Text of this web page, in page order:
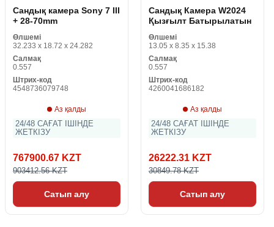
Сандық камера Sony 7 III
+ 28-70mm
Өлшемі
32.233 x 18.72 x 24.282
Салмақ
0.557
Штрих-код
4548736079748
Аз қалды
24/48 САҒАТ ІШІНДЕ
ЖЕТКІЗУ
767900.67 KZT
903412.56 KZT
Сатып алу
Сандық Камера W2024
Қызғылт Батырылатын
Өлшемі
13.05 x 8.35 x 15.38
Салмақ
0.557
Штрих-код
4260041686182
Аз қалды
24/48 САҒАТ ІШІНДЕ
ЖЕТКІЗУ
26222.31 KZT
30849.78 KZT
Сатып алу